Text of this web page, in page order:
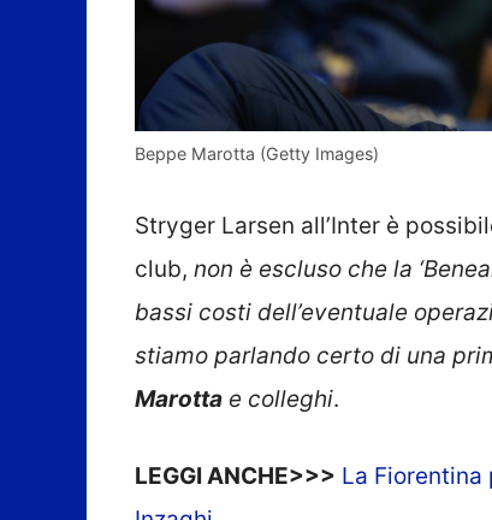
Beppe Marotta (Getty Images)
Stryger Larsen all’Inter è
club, non è escluso che la
bassi costi dell’eventuale
stiamo parlando certo di una
Marotta e colleghi.
LEGGI ANCHE>>> La Fiorentina